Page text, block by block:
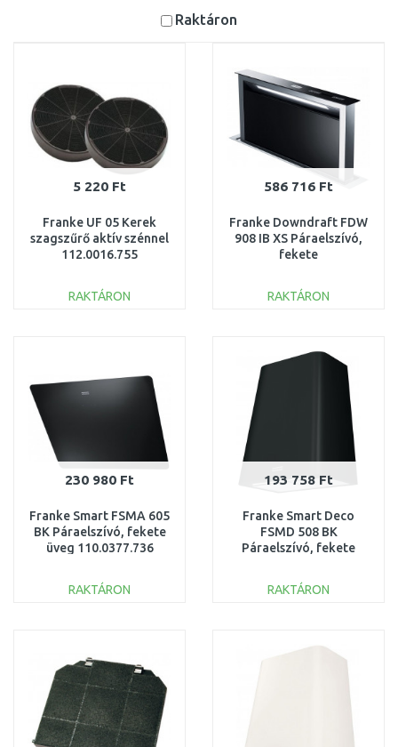
Raktáron
5 220 Ft
Franke UF 05 Kerek
szagszűrő aktív szénnel
112.0016.755
RAKTÁRON
586 716 Ft
Franke Downdraft FDW
908 IB XS Páraelszívó,
fekete
110.0365.588
RAKTÁRON
Összehasonlítás
230 980 Ft
Franke Smart FSMA 605
BK Páraelszívó, fekete
üveg 110.0377.736
RAKTÁRON
193 758 Ft
Franke Smart Deco
FSMD 508 BK
Páraelszívó, fekete
RAKTÁRON